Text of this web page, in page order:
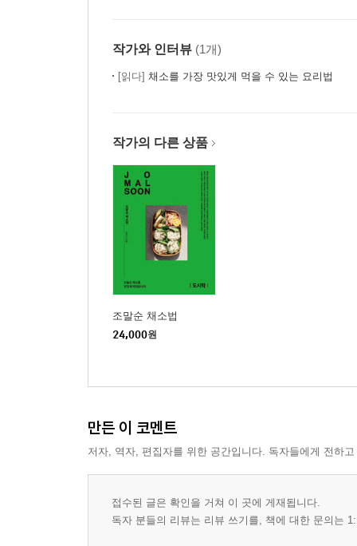
작가와 인터뷰 (1개)
[읽다] 채소를 가장 맛있게 먹을 수 있는 요리법
작가의 다른 상품
조말순 채소법
24,000원
만든 이 코멘트
저자, 역자, 편집자를 위한 공간입니다. 독자들에게 전하
접수된 글은 확인을 거쳐 이 곳에 게재됩니다.
독자 분들의 리뷰는 리뷰 쓰기를, 책에 대한 문의는